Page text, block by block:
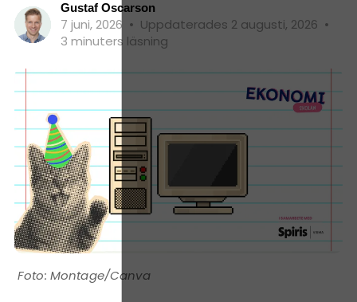
Gustaf Oscarson
7 juni, 2026 • Uppdaterades 2 augusti, 2026 •
3 minuters läsning
Montage/Canva